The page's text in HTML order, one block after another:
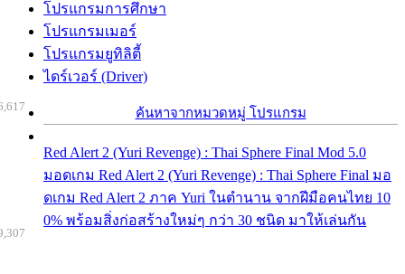
โปรแกรมการศึกษา
โปรแกรมเมอร์
โปรแกรมยูทิลิตี้
ไดร์เวอร์ (Driver)
ค้นหาจากหมวดหมู่ โปรแกรม
Red Alert 2 (Yuri Revenge) : Thai Sphere Final Mod 5.0
มอดเกม Red Alert 2 (Yuri Revenge) : Thai Sphere Final มอ
ดเกม Red Alert 2 ภาค Yuri ในตำนาน จากฝีมือคนไทย 10
0% พร้อมสิ่งก่อสร้างใหม่ๆ กว่า 30 ชนิด มาให้เล่นกัน